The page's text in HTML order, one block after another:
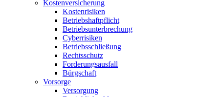
Kostenversicherung
Kostenrisiken
Betriebshaftpflicht
Betriebsunterbrechung
Cyberrisiken
Betriebsschließung
Rechtsschutz
Forderungsausfall
Bürgschaft
Vorsorge
Versorgung